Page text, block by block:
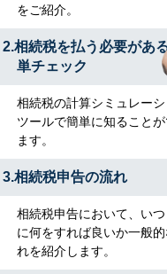
をご紹介。
2.相続税を払う必要があ
単チェック
相続税の計算シミュレー
ツールで簡単に知ること
ます。
3.相続税申告の流れ
相続税申告において、い
に何をすれば良いか一般
れを紹介します。